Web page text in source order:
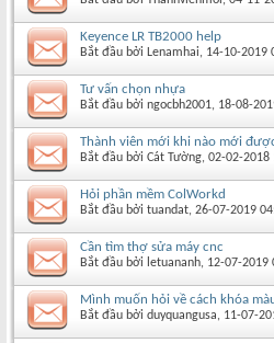
Keyence LR TB2000 help
Bắt đầu bởi Lenamhai‎, 14-10-2019
Tư vấn chọn nhựa
Bắt đầu bởi ngocbh2001‎, 18-08-
Thành viên mới khi nào mới
Bắt đầu bởi Cát Tường‎, 02-02-2018
Hỏi phần mềm ColWorkd
Bắt đầu bởi tuandat‎, 26-07-2019
Cần tìm thợ sửa máy cnc
Bắt đầu bởi letuananh‎, 12-07-2019
Mình muốn hỏi về cách khóa
Bắt đầu bởi duyquangusa‎, 11-07-